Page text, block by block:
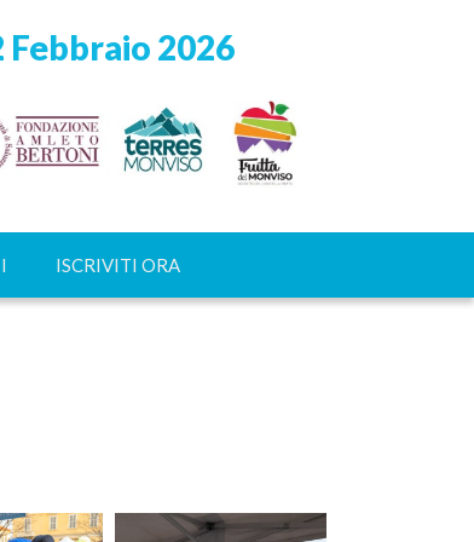
Febbraio 2026
ISCRIVITI ORA